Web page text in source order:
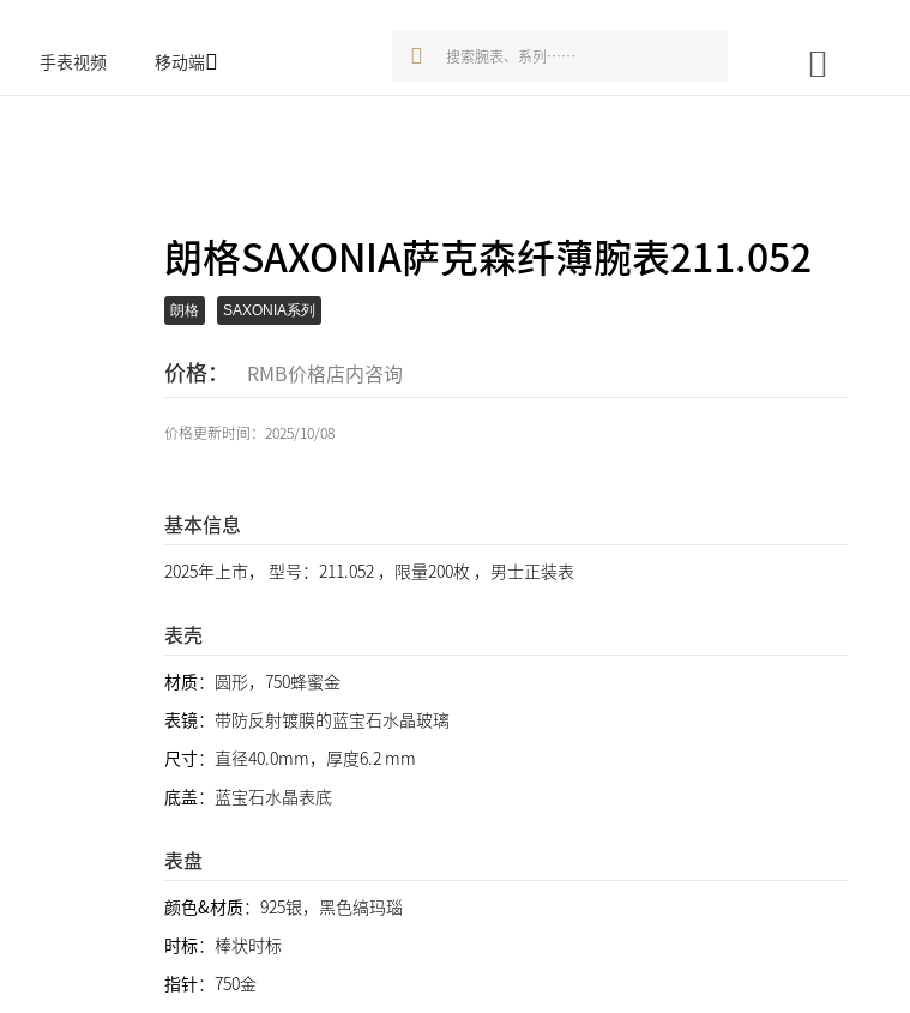
手表视频 移动端
朗格SAXONIA萨克森纤薄腕表211.052
朗格 SAXONIA系列
价格： RMB价格店内咨询
价格更新时间：2025/10/08
基本信息
2025年上市， 型号：211.052 ，限量200枚 ，男士正装表
表壳
材质：圆形，750蜂蜜金
表镜：带防反射镀膜的蓝宝石水晶玻璃
尺寸：直径40.0mm，厚度6.2 mm
底盖：蓝宝石水晶表底
表盘
颜色&材质：925银，黑色缟玛瑙
时标：棒状时标
指针：750金